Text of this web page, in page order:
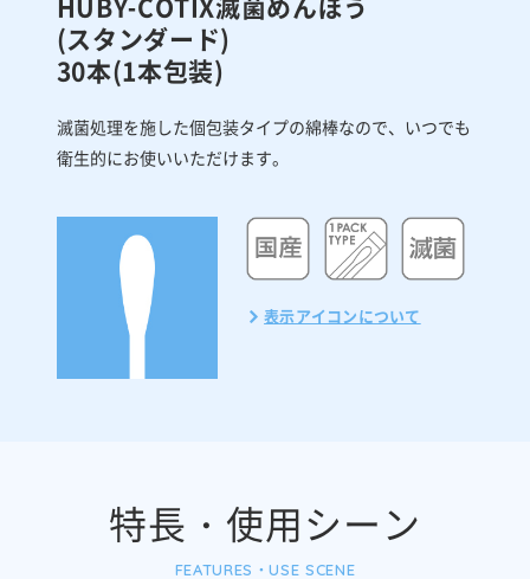
HUBY-COTIX滅菌めんぼう
(スタンダード)
30本(1本包装)
滅菌処理を施した個包装タイプの綿棒なので、いつでも
衛生的にお使いいただけます。
表示アイコンについて
特長・使用シーン
FEATURES・USE SCENE